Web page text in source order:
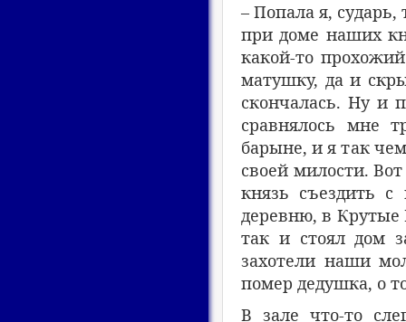
– Попала я,
при доме наших
какой-то
матушку, да и
скончалась. Ну и
сравнялось мне
барыне, и я так
своей милости.
князь съездить с
деревню, в Крутые
так и стоял дом
захотели наши
помер дедушка, о
В зале что-то